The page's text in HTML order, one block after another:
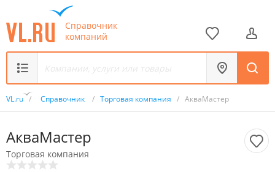
Справочник
компаний
VL.ru / Справочник / Торговая компания / АкваМастер
АкваМастер
Торговая компания